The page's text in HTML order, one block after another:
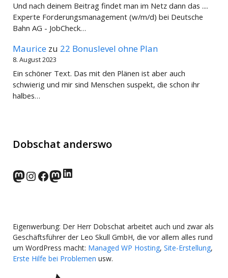
Und nach deinem Beitrag findet man im Netz dann das ....
Experte Forderungsmanagement (w/m/d) bei Deutsche
Bahn AG - JobCheck…
Maurice zu 22 Bonuslevel ohne Plan
8. August 2023
Ein schöner Text. Das mit den Plänen ist aber auch
schwierig und mir sind Menschen suspekt, die schon ihr
halbes…
Dobschat anderswo
norden.social
Instagram
Facebook
wp-punks.social
LinkedIn
Eigenwerbung: Der Herr Dobschat arbeitet auch und zwar als
Geschäftsführer der Leo Skull GmbH, die vor allem alles rund
um WordPress macht: Managed WP Hosting, Site-Erstellung,
Erste Hilfe bei Problemen usw.